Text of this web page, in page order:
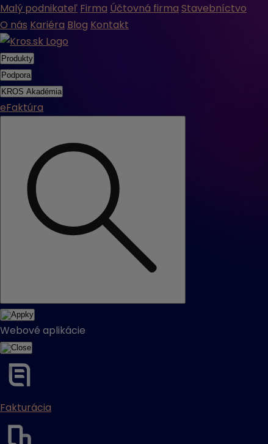
Malý podnikateľ Firma Účtovná firma Stavebníctvo
O nás Kariéra Blog Kontakt
Produkty
Podpora
KROS Akadémia
eFaktúra
Webové aplikácie
Fakturácia